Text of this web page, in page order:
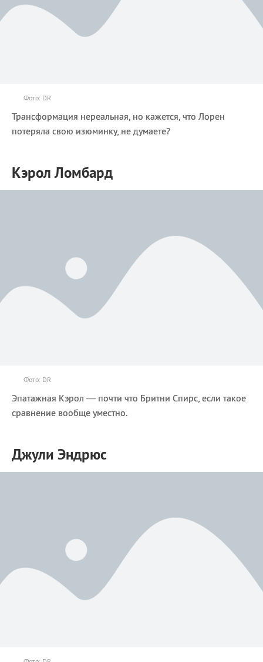
Фото: DR
Трансформация нереальная, но кажется, что Лорен
потеряла свою изюминку, не думаете?
Кэрол Ломбард
Фото: DR
Эпатажная Кэрол — почти что Бритни Спирс, если такое
сравнение вообще уместно.
Джули Эндрюс